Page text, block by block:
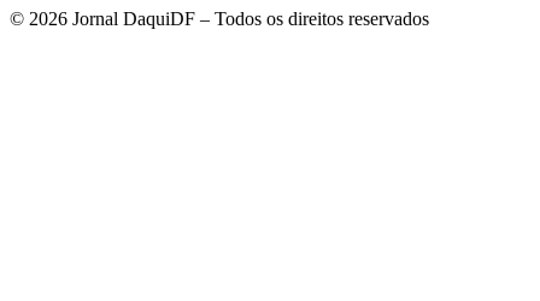
© 2026 Jornal DaquiDF – Todos os direitos reservados